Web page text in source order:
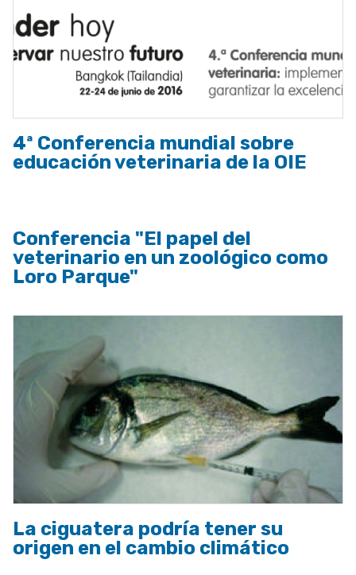
4ª Conferencia mundial sobre
educación veterinaria de la OIE
Conferencia "El papel del
veterinario en un zoológico como
Loro Parque"
La ciguatera podría tener su
origen en el cambio climático